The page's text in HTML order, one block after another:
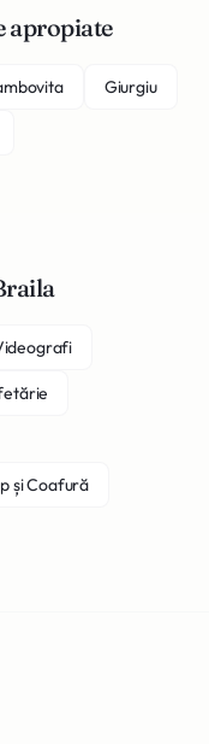
apropiate
Giurgiu
și Coafură